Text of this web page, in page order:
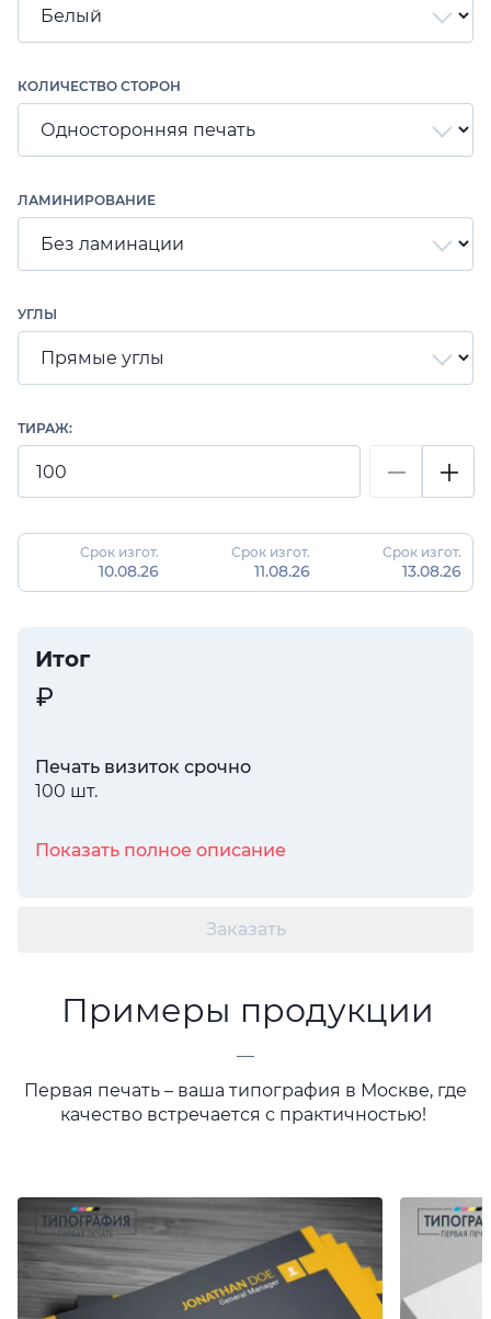
КОЛИЧЕСТВО СТОРОН
ЛАМИНИРОВАНИЕ
УГЛЫ
ТИРАЖ:
Срок изгот.
10.08.26
Срок изгот.
11.08.26
Срок изгот.
13.08.26
Итог
Печать визиток срочно
100 шт.
Показать полное описание
Заказать
Примеры продукции
—
Первая печать – ваша типография в Москве, где
качество встречается с практичностью!